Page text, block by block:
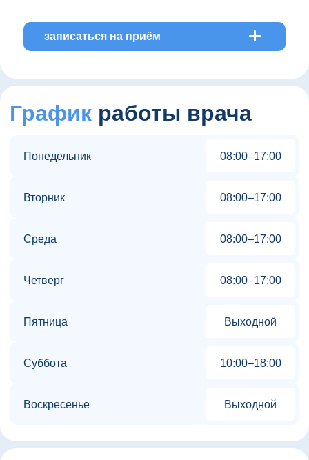
записаться на приём
График работы врача
Понедельник 08:00–17:00
Вторник 08:00–17:00
Среда 08:00–17:00
Четверг 08:00–17:00
Пятница Выходной
Суббота 10:00–18:00
Воскресенье Выходной